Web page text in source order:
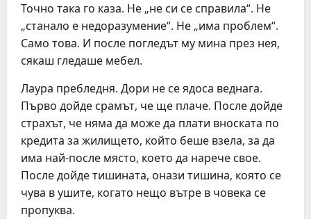
Точно така го каза. Не „не си се справила“. Не
„станало е недоразумение“. Не „има проблем“.
Само това. И после погледът му мина през нея,
сякаш гледаше мебел.
Лаура пребледня. Дори не се ядоса веднага.
Първо дойде срамът, че ще плаче. После дойде
страхът, че няма да може да плати вноската по
кредита за жилището, който беше взела, за да
има най-после място, което да нарече свое.
После дойде тишината, онази тишина, която се
чува в ушите, когато нещо вътре в човека се
пропуква.